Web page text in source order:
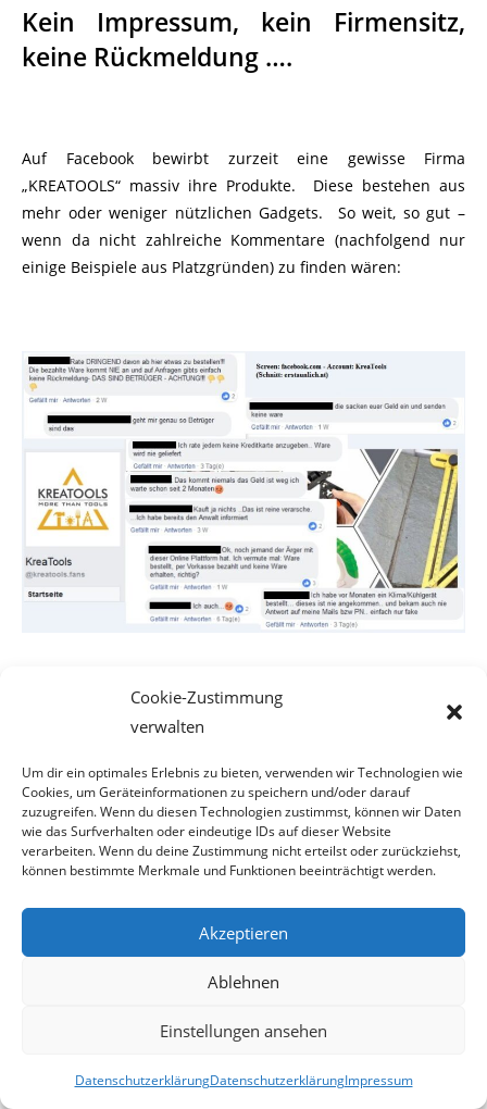
Cookie-Zustimmung
verwalten
Um dir ein optimales Erlebnis zu bieten, verwenden wir Technologien wie
Cookies, um Geräteinformationen zu speichern und/oder darauf
zuzugreifen. Wenn du diesen Technologien zustimmst, können wir Daten
wie das Surfverhalten oder eindeutige IDs auf dieser Website
verarbeiten. Wenn du deine Zustimmung nicht erteilst oder zurückziehst,
können bestimmte Merkmale und Funktionen beeinträchtigt werden.
Akzeptieren
Ablehnen
Einstellungen ansehen
DatenschutzerklärungDatenschutzerklärungImpressum
Kein Impressum, kein Firmensitz,
keine Rückmeldung ….
Auf Facebook bewirbt zurzeit eine gewisse Firma
„KREATOOLS“ massiv ihre Produkte. Diese bestehen aus
mehr oder weniger nützlichen Gadgets. So weit, so gut –
wenn da nicht zahlreiche Kommentare (nachfolgend nur
einige Beispiele aus Platzgründen) zu finden wären:
Nun haben wir uns die
– die in den USA gehostet
ist weder ein Impressum, ein Firmensitz oder gar eine
Registriernummer eines Finanzamtes zu finden. Dafür gibt
es aber unter anderem nachfolgenden Hinweis, der im
Klartext bedeutet, dass Ware nur gegen Vorkasse bestellt
werden kann.